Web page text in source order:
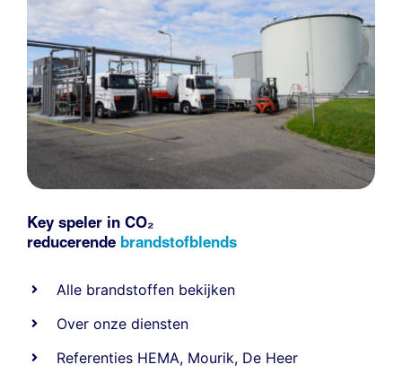
Key speler in CO₂
reducerende brandstofblends
Alle brandstoffen bekijken
Over onze diensten
Referenties HEMA, Mourik, De Heer